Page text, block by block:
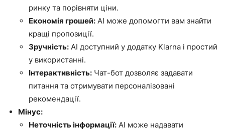
ринку та порівняти ціни.
Економія грошей: AI може допомогти вам знайти
кращі пропозиції.
Зручність: AI доступний у додатку Klarna і простий
у використанні.
Інтерактивність: Чат-бот дозволяє задавати
питання та отримувати персоналізовані
рекомендації.
Мінус:
Неточність інформації: AI може надавати